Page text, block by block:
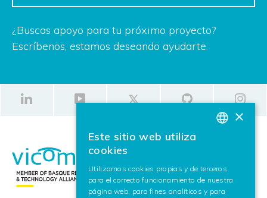
¿Buscas apoyo para tu próximo proyecto?
Escríbenos, estamos deseando ayudarte.
ENGLISH
×
Este sitio web utiliza
cookies
Utilizamos cookies propias y de terceros
para el correcto funcionamiento de nuestra
página web, para fines analíticos y para